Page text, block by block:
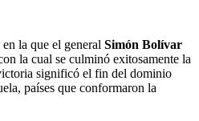
en la que el general Simón Bolívar
la cual se culminó exitosamente la
significó el fin del dominio
países que conformaron la